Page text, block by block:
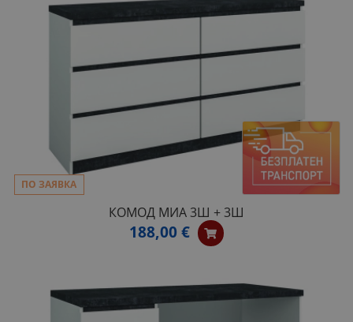
ПО ЗАЯВКА
КОМОД МИА 3Ш + 3Ш
188,00 €